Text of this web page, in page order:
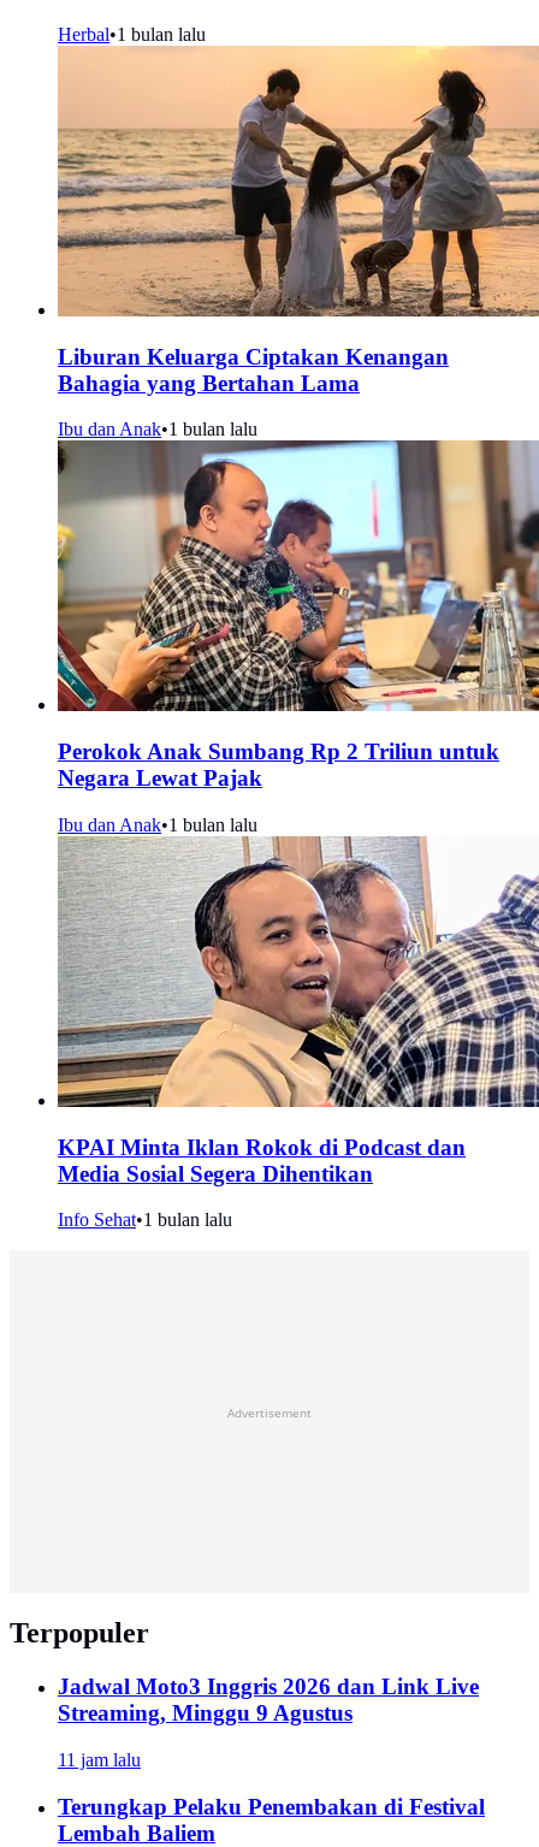
Herbal•1 bulan lalu
Liburan Keluarga Ciptakan Kenangan
Bahagia yang Bertahan Lama
Ibu dan Anak•1 bulan lalu
Perokok Anak Sumbang Rp 2 Triliun untuk
Negara Lewat Pajak
Ibu dan Anak•1 bulan lalu
KPAI Minta Iklan Rokok di Podcast dan
Media Sosial Segera Dihentikan
Info Sehat•1 bulan lalu
Advertisement
Terpopuler
Jadwal Moto3 Inggris 2026 dan Link Live
Streaming, Minggu 9 Agustus
11 jam lalu
Terungkap Pelaku Penembakan di Festival
Lembah Baliem